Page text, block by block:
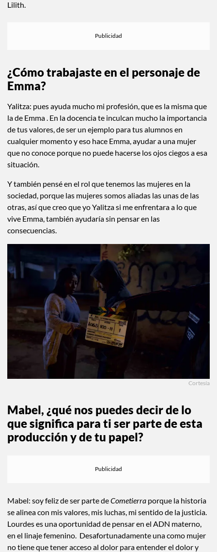
Lilith.
¿Cómo trabajaste en el personaje de
Emma?
Yalitza: pues ayuda mucho mi profesión, que es la misma que
la de Emma . En la docencia te inculcan mucho la importancia
de tus valores, de ser un ejemplo para tus alumnos en
cualquier momento y eso hace Emma, ayudar a una mujer
que no conoce porque no puede hacerse los ojos ciegos a esa
situación.
Y también pensé en el rol que tenemos las mujeres en la
sociedad, porque las mujeres somos aliadas las unas de las
otras, así que creo que yo Yalitza si me enfrentara a lo que
vive Emma, también ayudaría sin pensar en las
consecuencias.
Cortesía
Mabel, ¿qué nos puedes decir de lo
que significa para ti ser parte de esta
producción y de tu papel?
Mabel: soy feliz de ser parte deCometierra porque la historia
se alinea con mis valores, mis luchas, mi sentido de la justicia.
Lourdes es una oportunidad de pensar en el ADN materno,
en el linaje femenino. Desafortunadamente una como mujer
no tiene que tener acceso al dolor para entender el dolor y